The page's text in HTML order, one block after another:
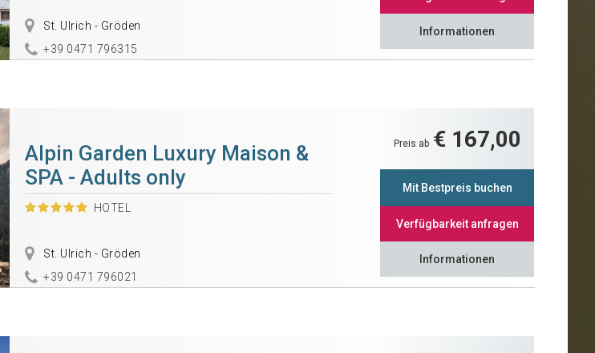
St. Ulrich - Gröden
+39 0471 796315
Informationen
Alpin Garden Luxury Maison &
SPA - Adults only
HOTEL
St. Ulrich - Gröden
+39 0471 796021
Preis ab € 167,00
Mit Bestpreis buchen
Verfügbarkeit anfragen
Informationen